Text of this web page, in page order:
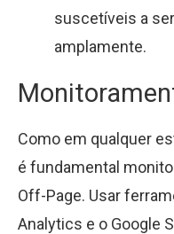
suscetíveis a
amplamente.
Como em qualquer
é fundamental
Off-Page. Usar
Analytics e o Google